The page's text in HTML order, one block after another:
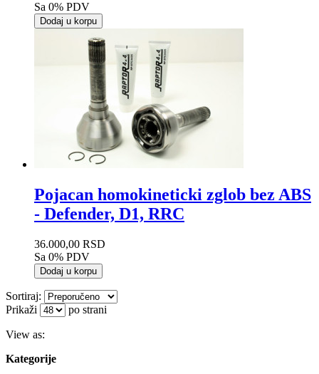
Sa 0% PDV
Dodaj u korpu
Pojacan homokineticki zglob bez ABS
- Defender, D1, RRC
36.000,00 RSD
Sa 0% PDV
Dodaj u korpu
Sortiraj:
Prikaži
po strani
View as:
Kategorije